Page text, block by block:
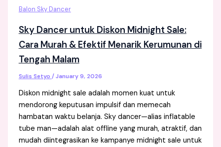
Balon Sky Dancer
Sky Dancer untuk Diskon Midnight Sale:
Cara Murah & Efektif Menarik Kerumunan di
Tengah Malam
Sulis Setyo /January 9, 2026
Diskon midnight sale adalah momen kuat untuk
mendorong keputusan impulsif dan memecah
hambatan waktu belanja. Sky dancer—alias inflatable
tube man—adalah alat offline yang murah, atraktif, dan
mudah diintegrasikan ke kampanye midnight sale untuk